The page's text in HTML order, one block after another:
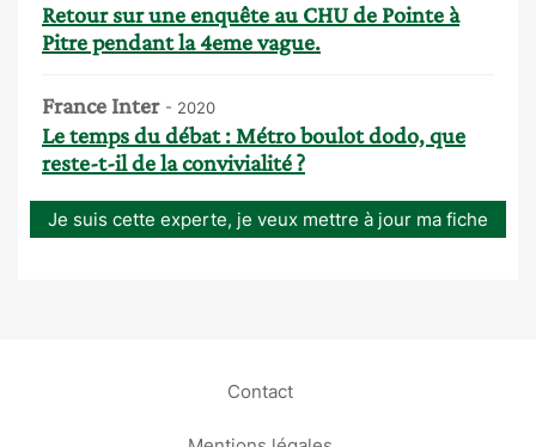
Retour sur une enquête au CHU de Pointe à
Pitre pendant la 4eme vague.
France Inter - 2020
Le temps du débat : Métro boulot dodo, que
reste-t-il de la convivialité ?
Je suis cette experte, je veux mettre à jour ma fiche
Contact